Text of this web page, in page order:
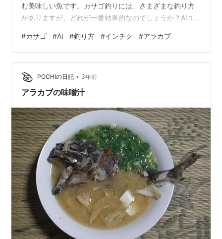
む美味しい魚です。カサゴ釣りには、さまざまな釣り方
がありますが、どれが一番効果的なのでしょうか？AIユ
いました。そのシミレーション結果を報告しますのでお
楽しみに！防波堤からの釣果結果もありますので是非ご
覧下さい。 はじめに カサゴは日本近海を含む太平洋西部
の暖海域に分布し、沿岸の岩礁や海中林などに生息し、
全長は約30 cmほどで、赤色から褐色地に不規則な形状
#カサゴ #AI #釣り方 #インチク #アラカブ
POCHIの日記 • 3年前
アラカブの味噌汁